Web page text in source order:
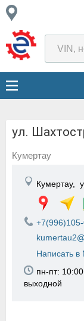
ул.
Кумертау
Кумертау,
Написать в
пн-пт:
выходной